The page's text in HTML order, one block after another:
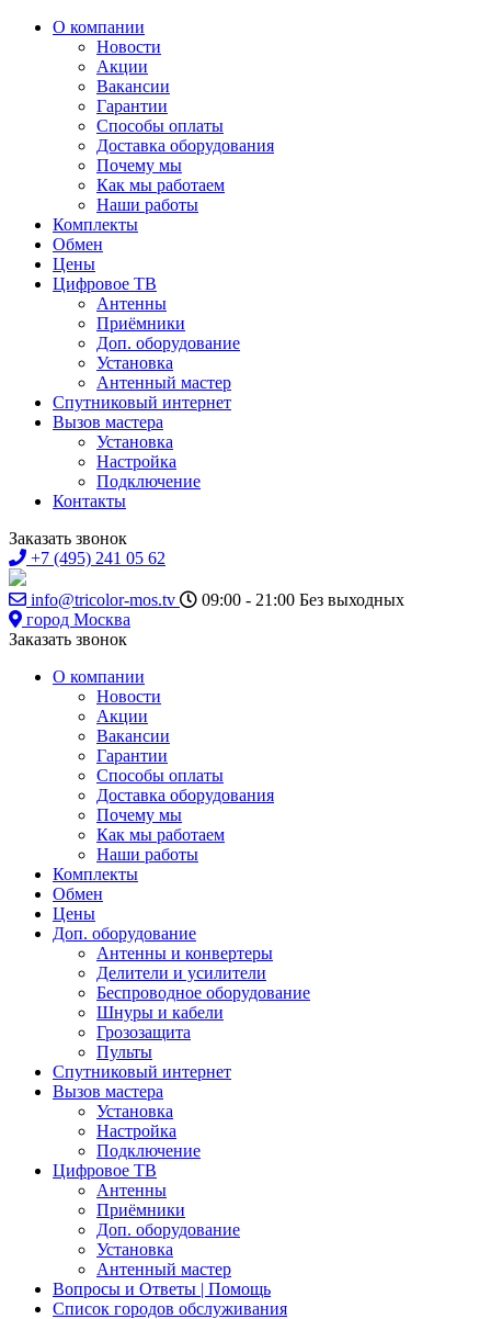
О компании
Новости
Акции
Вакансии
Гарантии
Способы оплаты
Доставка оборудования
Почему мы
Как мы работаем
Наши работы
Комплекты
Обмен
Цены
Цифровое ТВ
Антенны
Приёмники
Доп. оборудование
Установка
Антенный мастер
Спутниковый интернет
Вызов мастера
Установка
Настройка
Подключение
Контакты
Заказать звонок
+7 (495) 241 05 62
info@tricolor-mos.tv 09:00 - 21:00 Без выходных
город Москва
Заказать звонок
О компании
Новости
Акции
Вакансии
Гарантии
Способы оплаты
Доставка оборудования
Почему мы
Как мы работаем
Наши работы
Комплекты
Обмен
Цены
Доп. оборудование
Антенны и конвертеры
Делители и усилители
Беспроводное оборудование
Шнуры и кабели
Грозозащита
Пульты
Спутниковый интернет
Вызов мастера
Установка
Настройка
Подключение
Цифровое ТВ
Антенны
Приёмники
Доп. оборудование
Установка
Антенный мастер
Вопросы и Ответы | Помощь
Список городов обслуживания